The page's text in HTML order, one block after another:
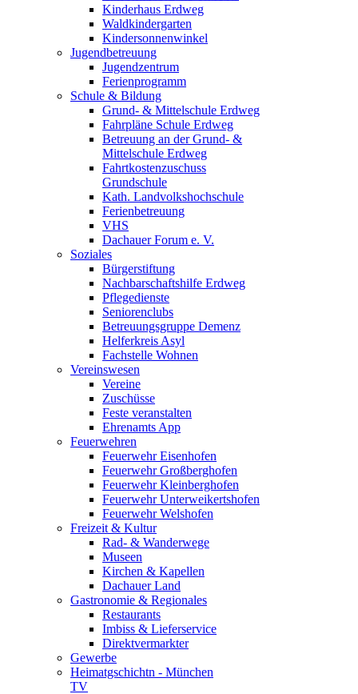
Kinderhaus Erdweg
Waldkindergarten
Kindersonnenwinkel
Jugendbetreuung
Jugendzentrum
Ferienprogramm
Schule & Bildung
Grund- & Mittelschule Erdweg
Fahrpläne Schule Erdweg
Betreuung an der Grund- &
Mittelschule Erdweg
Fahrtkostenzuschuss
Grundschule
Kath. Landvolkshochschule
Ferienbetreuung
VHS
Dachauer Forum e. V.
Soziales
Bürgerstiftung
Nachbarschaftshilfe Erdweg
Pflegedienste
Seniorenclubs
Betreuungsgruppe Demenz
Helferkreis Asyl
Fachstelle Wohnen
Vereinswesen
Vereine
Zuschüsse
Feste veranstalten
Ehrenamts App
Feuerwehren
Feuerwehr Eisenhofen
Feuerwehr Großberghofen
Feuerwehr Kleinberghofen
Feuerwehr Unterweikertshofen
Feuerwehr Welshofen
Freizeit & Kultur
Rad- & Wanderwege
Museen
Kirchen & Kapellen
Dachauer Land
Gastronomie & Regionales
Restaurants
Imbiss & Lieferservice
Direktvermarkter
Gewerbe
Heimatgschichtn - München
TV